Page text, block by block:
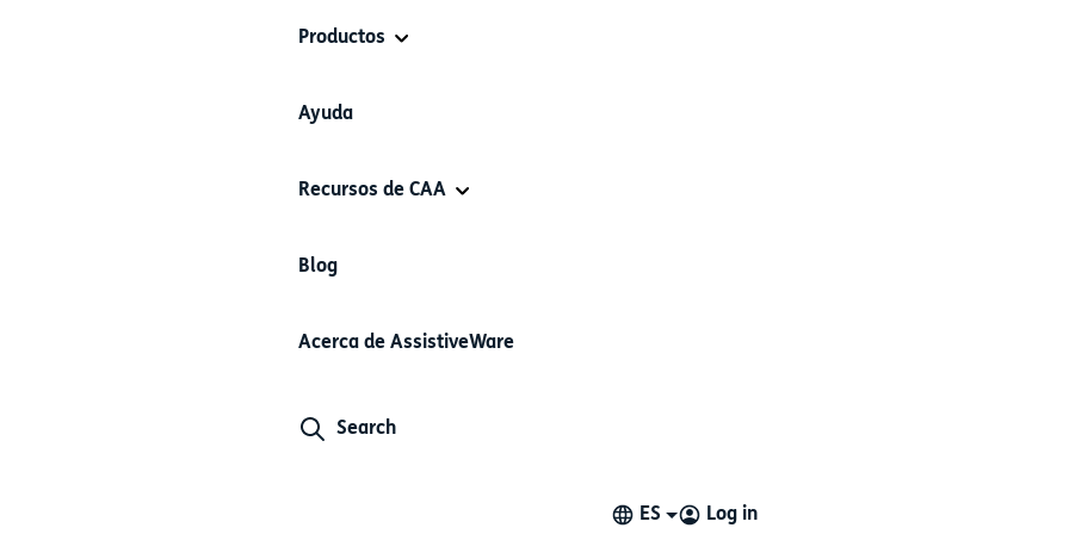
Productos
Ayuda
Recursos de CAA
Blog
Acerca de AssistiveWare
Search
ES Log in